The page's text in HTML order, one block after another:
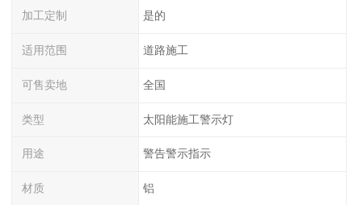
加工定制 是的
适用范围 道路施工
可售卖地 全国
类型 太阳能施工警示灯
用途 警告警示指示
材质 铝